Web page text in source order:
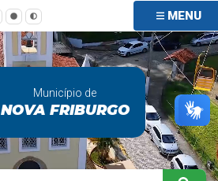
MENU
Município de
NOVA FRIBURGO